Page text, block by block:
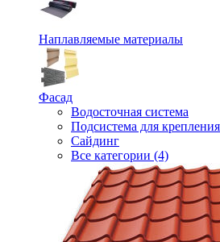
Наплавляемые материалы
Фасад
Водосточная система
Подсистема для
Сайдинг
Все категории (4)